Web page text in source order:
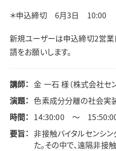
＊申込締切 6月3日 10:00
新規ユーザーは申込締切2営
請をお願いします。
講師： 金 一石 様（株式会社セ
演題： 色素成分分離の社会実
時間： 14:30:00 ～
要旨： 非接触バイタルセンシ
た。その中で、遠隔非